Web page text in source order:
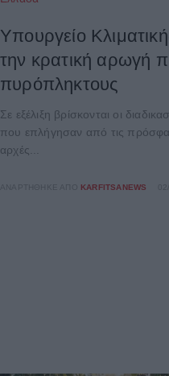
Υπουργείο
την κρατική αρωγή
πυρόπληκτους
Σε εξέλιξη βρίσκονται οι
που επλήγησαν από τις
αρχές...
ΑΝΑΡΤΉΘΗΚΕ ΑΠΌ KARFITSANEWS